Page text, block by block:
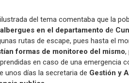
del tema comentaba que la
en el departamento de
rutas de escape, pues hasta el
formas de monitoreo del mismo,
en caso de una emergencia
unos días la secretaria de Gestión y